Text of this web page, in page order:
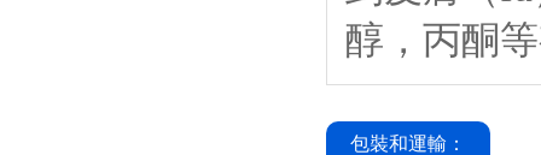
醇，丙酮
包裝和運輸：